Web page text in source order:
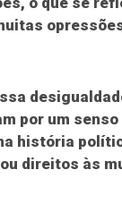
por um
história
direitos às